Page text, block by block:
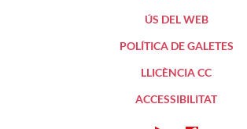
ÚS DEL WEB
POLÍTICA DE GALETES
LLICÈNCIA CC
ACCESSIBILITAT